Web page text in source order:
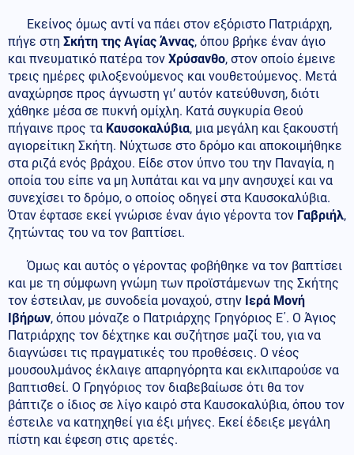
Εκείνος όμως αντί να πάει στον εξόριστο Πατριάρχη,
πήγε στη Σκήτη της Αγίας Άννας, όπου βρήκε έναν άγιο
και πνευματικό πατέρα τον Χρύσανθο, στον οποίο έμεινε
τρεις ημέρες φιλοξενούμενος και νουθετούμενος. Μετά
αναχώρησε προς άγνωστη γι’ αυτόν κατεύθυνση, διότι
χάθηκε μέσα σε πυκνή ομίχλη. Κατά συγκυρία Θεού
πήγαινε προς τα Καυσοκαλύβια, μια μεγάλη και ξακουστή
αγιορείτικη Σκήτη. Νύχτωσε στο δρόμο και αποκοιμήθηκε
στα ριζά ενός βράχου. Είδε στον ύπνο του την Παναγία, η
οποία του είπε να μη λυπάται και να μην ανησυχεί και να
συνεχίσει το δρόμο, ο οποίος οδηγεί στα Καυσοκαλύβια.
Όταν έφτασε εκεί γνώρισε έναν άγιο γέροντα τον Γαβριήλ,
ζητώντας του να τον βαπτίσει.
Όμως και αυτός ο γέροντας φοβήθηκε να τον βαπτίσει
και με τη σύμφωνη γνώμη των προϊστάμενων της Σκήτης
τον έστειλαν, με συνοδεία μοναχού, στην Ιερά Μονή
Ιβήρων, όπου μόναζε ο Πατριάρχης Γρηγόριος Ε΄. Ο Άγιος
Πατριάρχης τον δέχτηκε και συζήτησε μαζί του, για να
διαγνώσει τις πραγματικές του προθέσεις. Ο νέος
μουσουλμάνος έκλαιγε απαρηγόρητα και εκλιπαρούσε να
βαπτισθεί. Ο Γρηγόριος τον διαβεβαίωσε ότι θα τον
βάπτιζε ο ίδιος σε λίγο καιρό στα Καυσοκαλύβια, όπου τον
έστειλε να κατηχηθεί για έξι μήνες. Εκεί έδειξε μεγάλη
πίστη και έφεση στις αρετές.